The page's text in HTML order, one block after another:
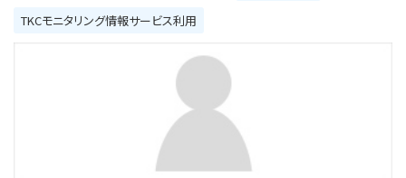
TKCモニタリング情報サービス利用